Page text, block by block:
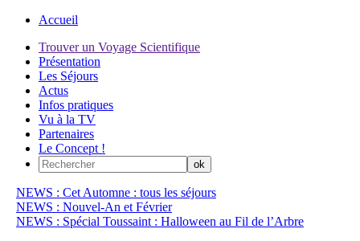
Accueil
Trouver un Voyage Scientifique
Présentation
Les Séjours
Actus
Infos pratiques
Vu à la TV
Partenaires
Le Concept !
NEWS : Cet Automne : tous les séjours
NEWS : Nouvel-An et Février
NEWS : Spécial Toussaint : Halloween au Fil de l’Arbre